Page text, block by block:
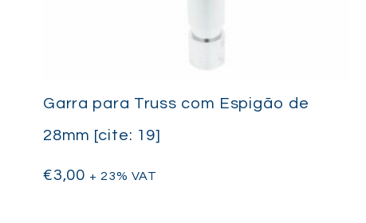
Garra para Truss com Espigão de
28mm [cite: 19]
€3,00 + 23% VAT